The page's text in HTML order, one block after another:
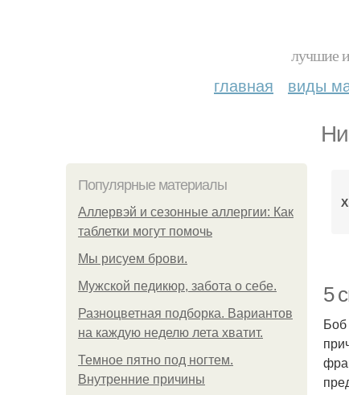
лучшие
главная виды
Популярные материалы
Аллервэй и сезонные аллергии: Как
таблетки могут помочь
Мы рисуем брови.
Мужской педикюр, забота о себе.
Разноцветная подборка. Вариантов
на каждую неделю лета хватит.
Темное пятно под ногтем.
Внутренние причины
5
Боб